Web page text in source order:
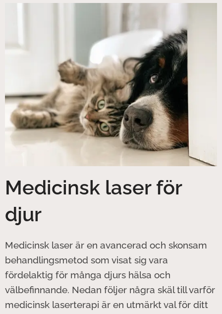
Medicinsk laser för
djur
Medicinsk laser är en avancerad och skonsam
behandlingsmetod som visat sig vara
fördelaktig för många djurs hälsa och
välbefinnande. Nedan följer några skäl till varför
medicinsk laserterapi är en utmärkt val för ditt